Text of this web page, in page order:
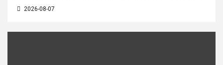
2026-08-07